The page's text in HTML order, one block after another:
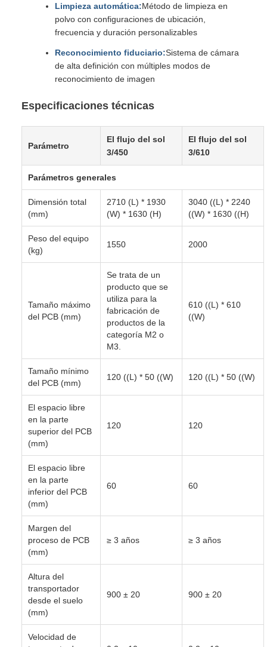
Limpieza automática:Método de limpieza en
polvo con configuraciones de ubicación,
frecuencia y duración personalizables
Reconocimiento fiduciario:Sistema de cámara
de alta definición con múltiples modos de
reconocimiento de imagen
Especificaciones técnicas
Parámetro
El flujo del sol
3/450
El flujo del sol
3/610
Parámetros generales
Dimensión total
(mm)
2710 (L) * 1930
(W) * 1630 (H)
3040 ((L) * 2240
((W) * 1630 ((H)
Peso del equipo
(kg)
1550 2000
Tamaño máximo
del PCB (mm)
Se trata de un
producto que se
utiliza para la
fabricación de
productos de la
categoría M2 o
M3.
610 ((L) * 610
((W)
Tamaño mínimo
del PCB (mm)
120 ((L) * 50 ((W) 120 ((L) * 50 ((W)
El espacio libre
en la parte
superior del PCB
(mm)
120 120
El espacio libre
en la parte
inferior del PCB
(mm)
60 60
Margen del
proceso de PCB
(mm)
≥ 3 años ≥ 3 años
Altura del
transportador
desde el suelo
(mm)
900 ± 20 900 ± 20
Velocidad de